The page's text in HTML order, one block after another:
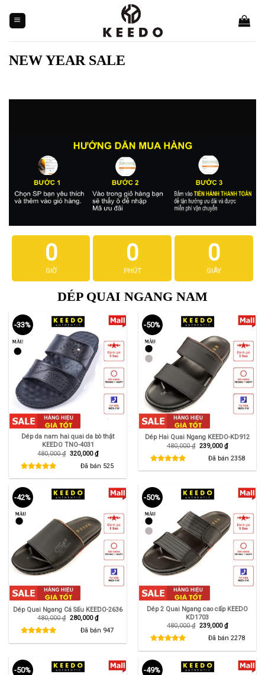
content
NEW YEAR SALE
0
GIỜ
0
PHÚT
0
GIÂY
DÉP QUAI NGANG NAM
-33%
Dép da nam hai quai da bò thật
KEEDO TNO-4031
480,000₫ Giá
480,000 ₫.
320,000₫Giá
hiện
tại
là:
Đã bán 525
-50%
Dép Hai Quai Ngang KEEDO-KD912
480,000₫ Giá
480,000 ₫.
239,000₫Giá
hiện
tại
là:
Đã bán 2358
-42%
Dép Quai Ngang Cá Sấu KEEDO-2636
480,000₫ Giá
280,000₫Giá
hiện
tại
Đã bán 947
-50%
Dép 2 Quai Ngang cao cấp KEEDO
KD1703
480,000₫ Giá
239,000₫Giá
hiện
tại
Đã bán 2278
-50% -49%